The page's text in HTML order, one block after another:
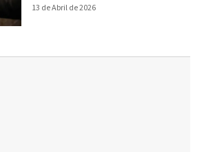
13 de Abril de 2026